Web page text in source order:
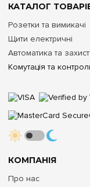
КОМПАНІЯ
Про нас
КАТАЛОГ
Розетки та вимикачі
Щити електричні
Автоматика та захист
Комутація та